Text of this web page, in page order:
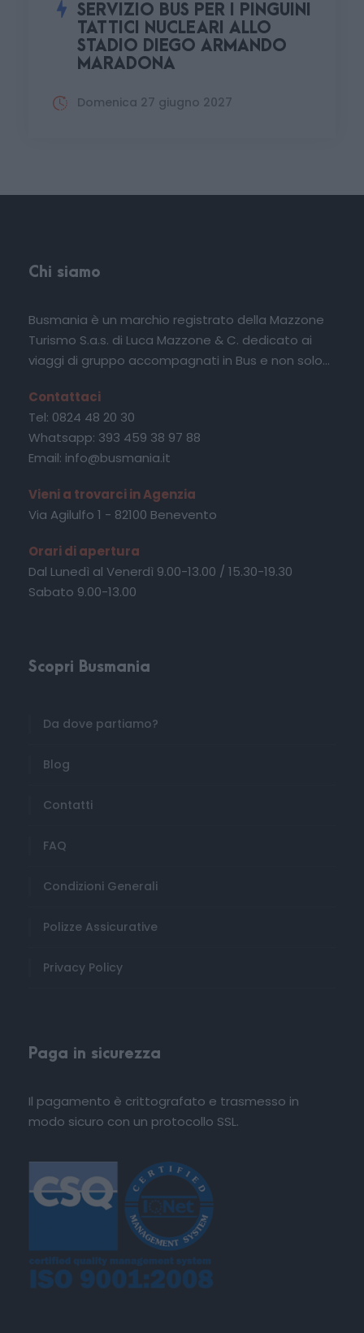
SERVIZIO BUS PER I PINGUINI
TATTICI NUCLEARI ALLO
STADIO DIEGO ARMANDO
MARADONA
Domenica 27 giugno 2027
Chi siamo
Busmania è un marchio registrato della Mazzone
Turismo S.a.s. di Luca Mazzone & C. dedicato ai
viaggi di gruppo accompagnati in Bus e non solo...
Contattaci
Tel: 0824 48 20 30
Whatsapp: 393 459 38 97 88
Email: info@busmania.it
Vieni a trovarci in Agenzia
Via Agilulfo 1 - 82100 Benevento
Orari di apertura
Dal Lunedì al Venerdì 9.00-13.00 / 15.30-19.30
Sabato 9.00-13.00
Scopri Busmania
Da dove partiamo?
Blog
Contatti
FAQ
Condizioni Generali
Polizze Assicurative
Privacy Policy
Paga in sicurezza
Il pagamento è crittografato e trasmesso in
modo sicuro con un protocollo SSL.